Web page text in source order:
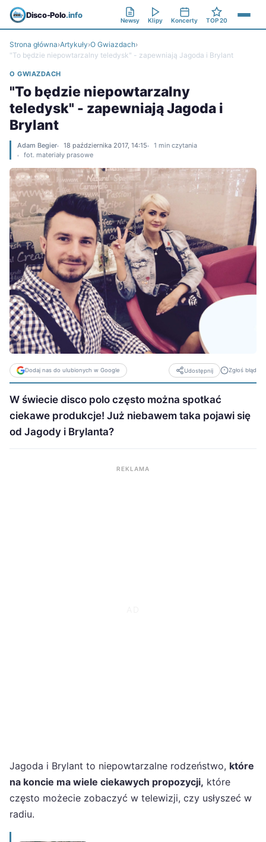
Disco-Polo.info
Newsy Klipy Koncerty TOP 20
Strona główna›Artykuły›O Gwiazdach›
"To będzie niepowtarzalny teledysk" - zapewniają Jagoda i Brylant
O GWIAZDACH
"To będzie niepowtarzalny
teledysk" - zapewniają Jagoda i
Brylant
Adam Begier 18 października 2017, 14:15
1 min czytania
fot. materiały prasowe
Dodaj nas do ulubionych w Google Udostępnij Zgłoś błąd
W świecie disco polo często można spotkać
ciekawe produkcje! Już niebawem taka pojawi się
od Jagody i Brylanta?
REKLAMA
Jagoda i Brylant to niepowtarzalne rodzeństwo, które
na koncie ma wiele ciekawych propozycji, które
często możecie zobaczyć w telewizji, czy usłyszeć w
radiu.